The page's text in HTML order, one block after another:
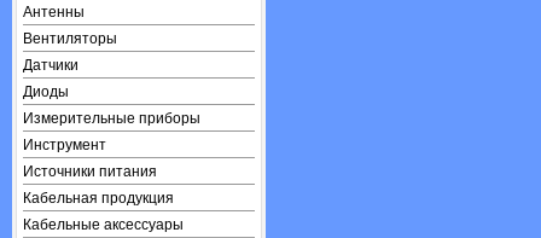
Антенны
Вентиляторы
Датчики
Диоды
Измерительные приборы
Инструмент
Источники питания
Кабельная продукция
Кабельные аксессуары